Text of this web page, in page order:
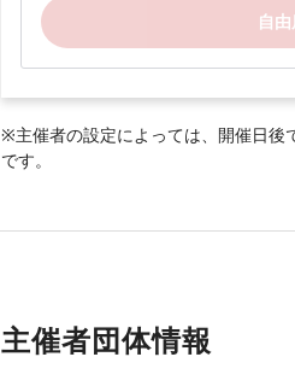
自
※主催者の設定によっては、開催日後
です。
主催者団体情報